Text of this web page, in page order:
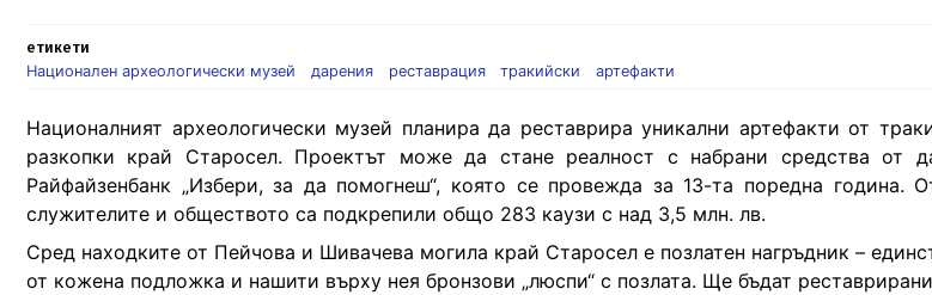
етикети
Национален археологически музей
дарения реставрация тракийски артефакти
Националният археологически музей планира да реставрира уникални артефакти от
разкопки край Старосел. Проектът може да стане реалност с набрани средства от
Райфайзенбанк „Избери, за да помогнеш“, която се провежда за 13-та поредна година.
служителите и обществото са подкрепили общо 283 каузи с над 3,5 млн. лв.
Сред находките от Пейчова и Шивачева могила край Старосел е позлатен нагръдник –
от кожена подложка и нашити върху нея бронзови „люспи“ с позлата. Ще бъдат